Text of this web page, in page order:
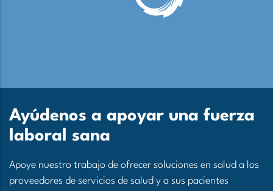
Ayúdenos a apoyar una fuerza
laboral sana
Apoye nuestro trabajo de ofrecer soluciones en salud a los
proveedores de servicios de salud y a sus pacientes